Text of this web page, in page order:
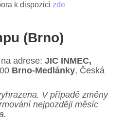
k dispozici zde
(Brno)
adrese: JIC INMEC,
Brno-Medlánky, Česká
V případě změny
nejpozději měsíc